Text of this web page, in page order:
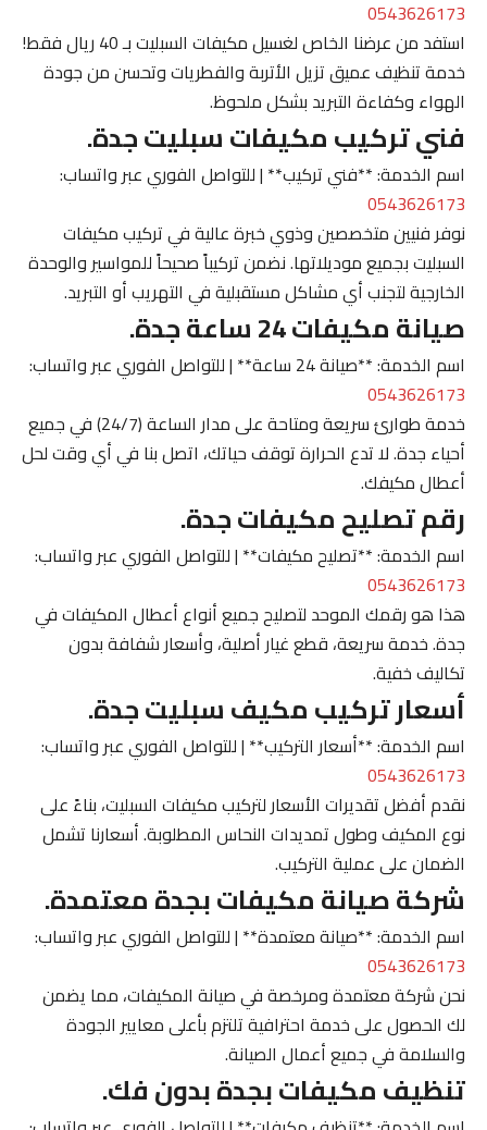
0543626173
استفد من عرضنا الخاص لغسيل مكيفات السبليت بـ 40 ريال فقط!
خدمة تنظيف عميق تزيل الأتربة والفطريات وتحسن من جودة
الهواء وكفاءة التبريد بشكل ملحوظ.
فني تركيب مكيفات سبليت جدة.
اسم الخدمة: **فني تركيب** | للتواصل الفوري عبر واتساب:
0543626173
نوفر فنيين متخصصين وذوي خبرة عالية في تركيب مكيفات
السبليت بجميع موديلاتها. نضمن تركيباً صحيحاً للمواسير والوحدة
الخارجية لتجنب أي مشاكل مستقبلية في التهريب أو التبريد.
صيانة مكيفات 24 ساعة جدة.
اسم الخدمة: **صيانة 24 ساعة** | للتواصل الفوري عبر واتساب:
0543626173
خدمة طوارئ سريعة ومتاحة على مدار الساعة (24/7) في جميع
أحياء جدة. لا تدع الحرارة توقف حياتك، اتصل بنا في أي وقت لحل
أعطال مكيفك.
رقم تصليح مكيفات جدة.
اسم الخدمة: **تصليح مكيفات** | للتواصل الفوري عبر واتساب:
0543626173
هذا هو رقمك الموحد لتصليح جميع أنواع أعطال المكيفات في
جدة. خدمة سريعة، قطع غيار أصلية، وأسعار شفافة بدون
تكاليف خفية.
أسعار تركيب مكيف سبليت جدة.
اسم الخدمة: **أسعار التركيب** | للتواصل الفوري عبر واتساب:
0543626173
نقدم أفضل تقديرات الأسعار لتركيب مكيفات السبليت، بناءً على
نوع المكيف وطول تمديدات النحاس المطلوبة. أسعارنا تشمل
الضمان على عملية التركيب.
شركة صيانة مكيفات بجدة معتمدة.
اسم الخدمة: **صيانة معتمدة** | للتواصل الفوري عبر واتساب:
0543626173
نحن شركة معتمدة ومرخصة في صيانة المكيفات، مما يضمن
لك الحصول على خدمة احترافية تلتزم بأعلى معايير الجودة
والسلامة في جميع أعمال الصيانة.
تنظيف مكيفات بجدة بدون فك.